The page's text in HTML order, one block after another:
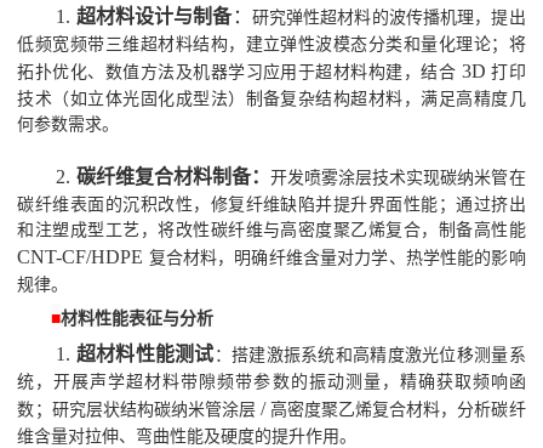
1. 超材料设计与制备： 研究弹性超材料的波传播机理，提出
低频宽频带三维超材料结构，建立弹性波模态分类和量化理论；将
拓扑优化、数值方法及机器学习应用于超材料构建，结合 3D打印
技术（如立体光固化成型法）制备复杂结构超材料，满足高精度几
何参数需求。
2. 碳纤维复合材料制备： 开发喷雾涂层技术实现碳纳米管在
碳纤维表面的沉积改性，修复纤维缺陷并提升界面性能；通过挤出
和注塑成型工艺，将改性碳纤维与高密度聚乙烯复合，制备高性能
CNT-CF/HDPE 复合材料，明确纤维含量对力学、热学性能的影响
规律。
■材料性能表征与分析
1. 超材料性能测试 ：搭建激振系统和高精度激光位移测量系
统，开展声学超材料带隙频带参数的振动测量，精确获取频响函
数；研究层状结构碳纳米管涂层/高密度聚乙烯复合材料，分析碳纤
维含量对拉伸、弯曲性能及硬度的提升作用。